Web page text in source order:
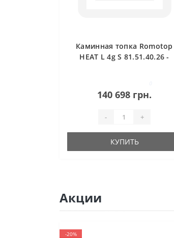
Каминная топка Romotop
HEAT L 4g S 81.51.40.26 -
140 698 грн.
- +
КУПИТЬ
Акции
-20%